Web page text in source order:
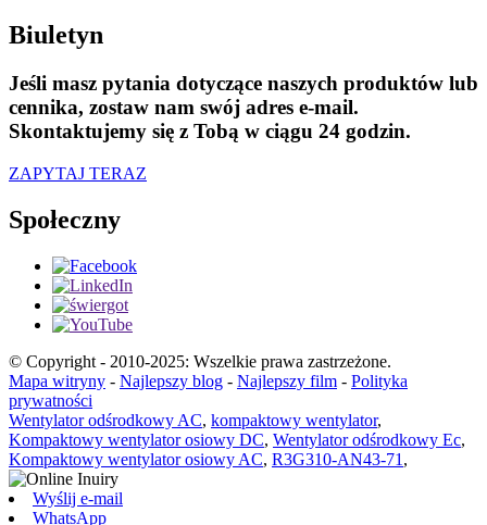
Biuletyn
Jeśli masz pytania dotyczące naszych produktów lub
cennika, zostaw nam swój adres e-mail.
Skontaktujemy się z Tobą w ciągu 24 godzin.
ZAPYTAJ TERAZ
Społeczny
© Copyright - 2010-2025: Wszelkie prawa zastrzeżone.
Mapa witryny - Najlepszy blog - Najlepszy film - Polityka
prywatności
Wentylator odśrodkowy AC, kompaktowy wentylator,
Kompaktowy wentylator osiowy DC, Wentylator odśrodkowy Ec,
Kompaktowy wentylator osiowy AC, R3G310-AN43-71 ,
Wyślij e-mail
WhatsApp